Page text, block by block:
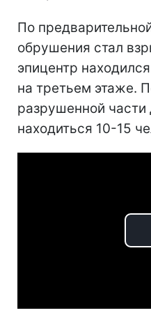
По
обрушения стал
эпицентр
на третьем этаже.
разрушенной части
находиться 10-15